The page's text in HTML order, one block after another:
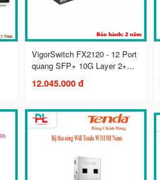
VigorSwitch FX2120 - 12 Port
quang SFP+ 10G Layer 2+...
12.045.000 đ